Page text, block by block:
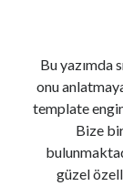
Bu yazımda
onu
template
Bize
güzel